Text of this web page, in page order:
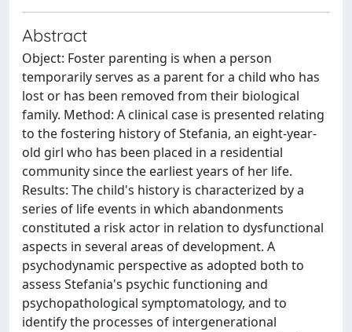
Abstract
Object: Foster parenting is when a person
temporarily serves as a parent for a child who has
lost or has been removed from their biological
family. Method: A clinical case is presented relating
to the fostering history of Stefania, an eight-year-
old girl who has been placed in a residential
community since the earliest years of her life.
Results: The child's history is characterized by a
series of life events in which abandonments
constituted a risk actor in relation to dysfunctional
aspects in several areas of development. A
psychodynamic perspective as adopted both to
assess Stefania's psychic functioning and
psychopathological symptomatology, and to
identify the processes of intergenerational